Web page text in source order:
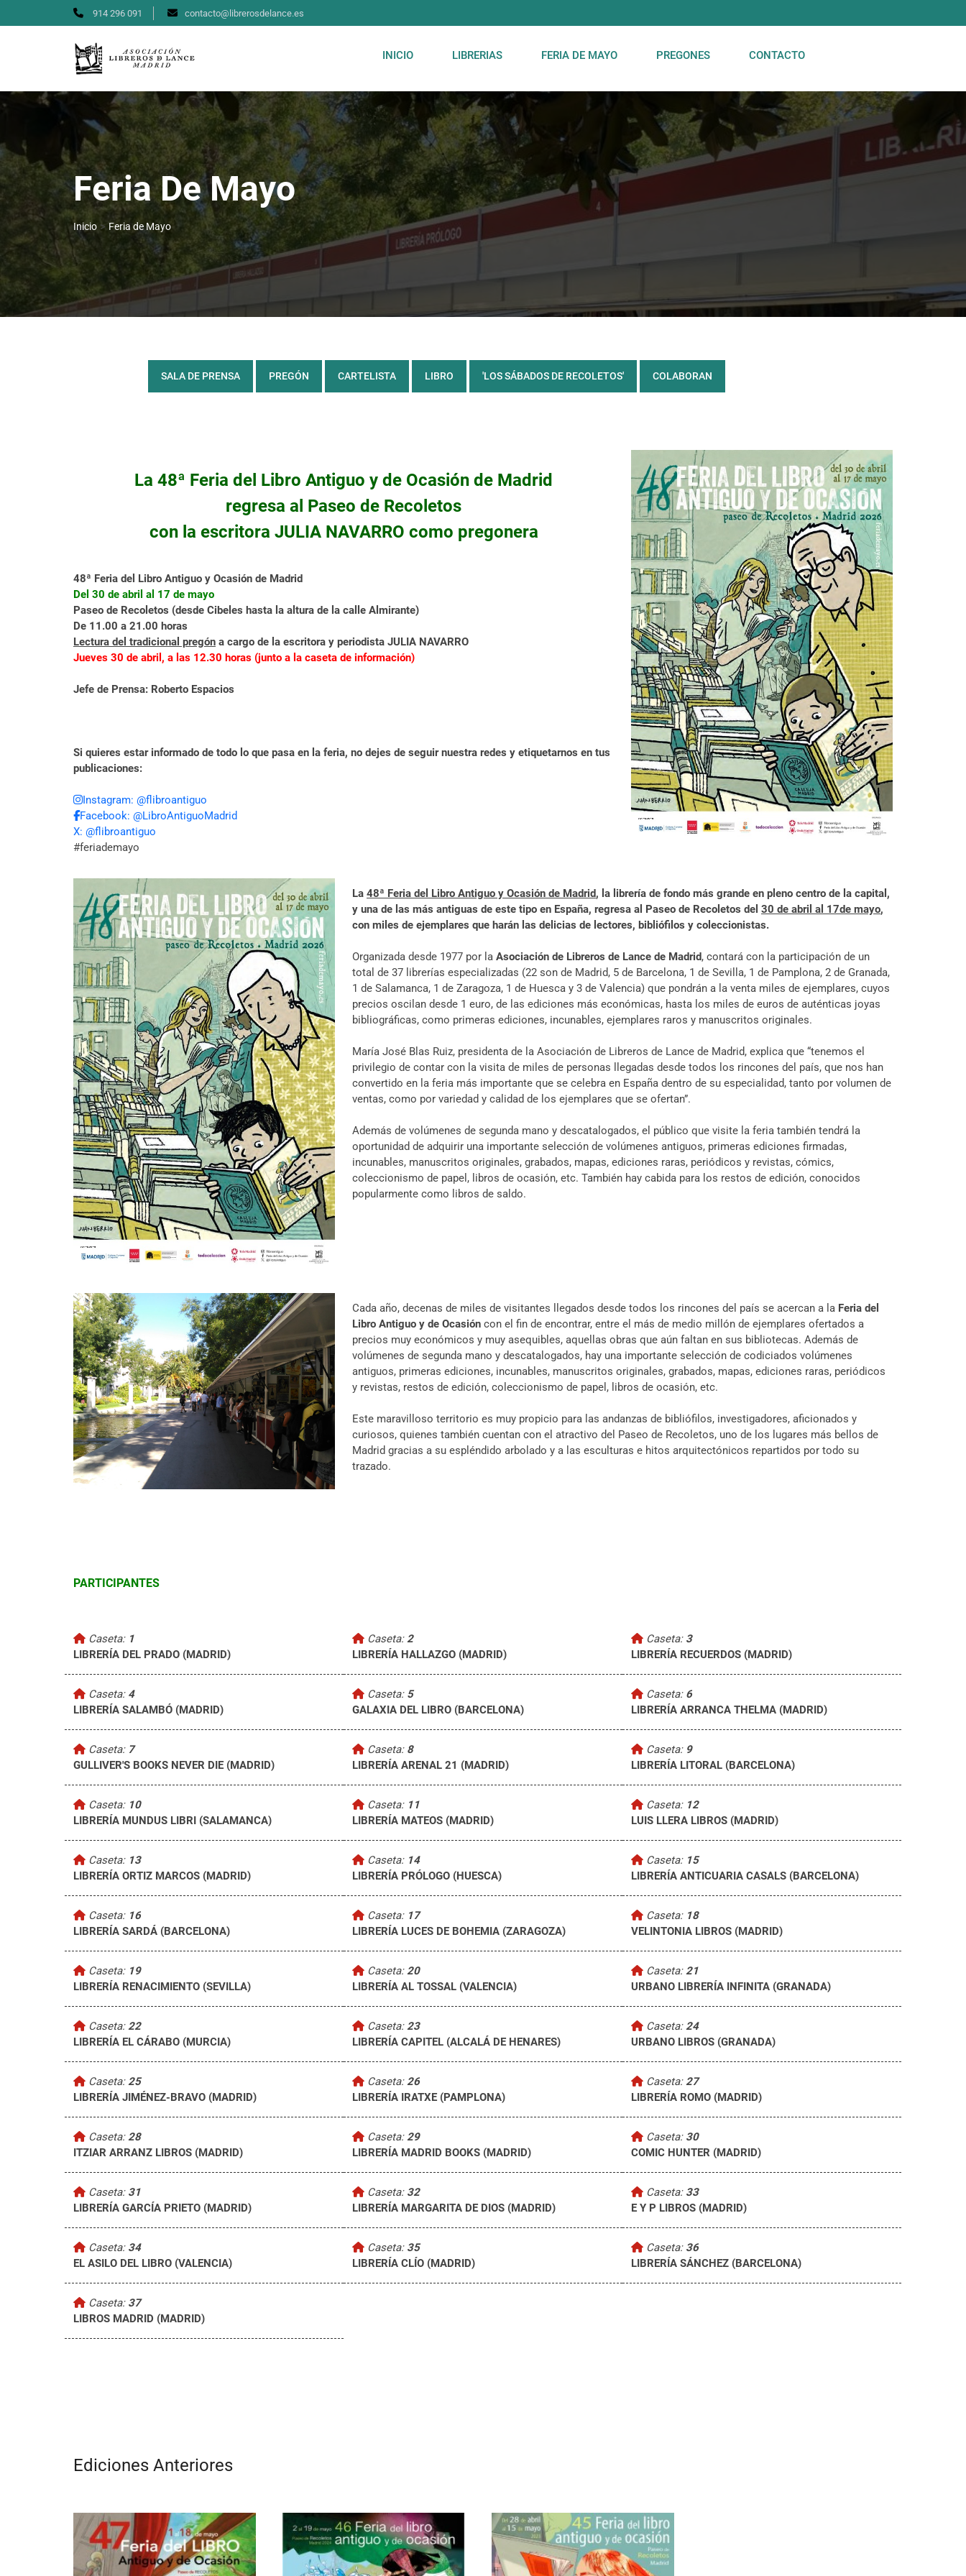
914 296 091 contacto@librerosdelance.es
INICIO LIBRERIAS FERIA DE MAYO PREGONES CONTACTO
Feria De Mayo
Inicio > Feria de Mayo
SALA DE PRENSA PREGÓN CARTELISTA LIBRO 'LOS SÁBADOS DE RECOLETOS' COLABORAN
La 48ª Feria del Libro Antiguo y de Ocasión de Madrid
regresa al Paseo de Recoletos
con la escritora JULIA NAVARRO como pregonera
48ª Feria del Libro Antiguo y Ocasión de Madrid
Del 30 de abril al 17 de mayo
Paseo de Recoletos (desde Cibeles hasta la altura de la calle Almirante)
De 11.00 a 21.00 horas
Lectura del tradicional pregón a cargo de la escritora y periodista JULIA NAVARRO
Jueves 30 de abril, a las 12.30 horas (junto a la caseta de información)
Jefe de Prensa: Roberto Espacios
Si quieres estar informado de todo lo que pasa en la feria, no dejes de seguir nuestra redes y etiquetarnos en tus
publicaciones:
Instagram: @flibroantiguo
Facebook: @LibroAntiguoMadrid
X: @flibroantiguo
#feriademayo
La 48ª Feria del Libro Antiguo y Ocasión de Madrid, la librería de fondo más grande en pleno centro de la capital,
y una de las más antiguas de este tipo en España, regresa al Paseo de Recoletos del 30 de abril al 17de mayo,
con miles de ejemplares que harán las delicias de lectores, bibliófilos y coleccionistas.
Organizada desde 1977 por la Asociación de Libreros de Lance de Madrid, contará con la participación de un
total de 37 librerías especializadas (22 son de Madrid, 5 de Barcelona, 1 de Sevilla, 1 de Pamplona, 2 de Granada,
1 de Salamanca, 1 de Zaragoza, 1 de Huesca y 3 de Valencia) que pondrán a la venta miles de ejemplares, cuyos
precios oscilan desde 1 euro, de las ediciones más económicas, hasta los miles de euros de auténticas joyas
bibliográficas, como primeras ediciones, incunables, ejemplares raros y manuscritos originales.
María José Blas Ruiz, presidenta de la Asociación de Libreros de Lance de Madrid, explica que “tenemos el
privilegio de contar con la visita de miles de personas llegadas desde todos los rincones del país, que nos han
convertido en la feria más importante que se celebra en España dentro de su especialidad, tanto por volumen de
ventas, como por variedad y calidad de los ejemplares que se ofertan”.
Además de volúmenes de segunda mano y descatalogados, el público que visite la feria también tendrá la
oportunidad de adquirir una importante selección de volúmenes antiguos, primeras ediciones firmadas,
incunables, manuscritos originales, grabados, mapas, ediciones raras, periódicos y revistas, cómics,
coleccionismo de papel, libros de ocasión, etc. También hay cabida para los restos de edición, conocidos
popularmente como libros de saldo.
Cada año, decenas de miles de visitantes llegados desde todos los rincones del país se acercan a la Feria del
Libro Antiguo y de Ocasión con el fin de encontrar, entre el más de medio millón de ejemplares ofertados a
precios muy económicos y muy asequibles, aquellas obras que aún faltan en sus bibliotecas. Además de
volúmenes de segunda mano y descatalogados, hay una importante selección de codiciados volúmenes
antiguos, primeras ediciones, incunables, manuscritos originales, grabados, mapas, ediciones raras, periódicos
y revistas, restos de edición, coleccionismo de papel, libros de ocasión, etc.
Este maravilloso territorio es muy propicio para las andanzas de bibliófilos, investigadores, aficionados y
curiosos, quienes también cuentan con el atractivo del Paseo de Recoletos, uno de los lugares más bellos de
Madrid gracias a su espléndido arbolado y a las esculturas e hitos arquitectónicos repartidos por todo su
trazado.
PARTICIPANTES
Caseta: 1
LIBRERÍA DEL PRADO (MADRID)
Caseta:2
LIBRERÍA HALLAZGO (MADRID)
Caseta: 3
LIBRERÍA RECUERDOS (MADRID)
Caseta: 4
LIBRERÍA SALAMBÓ (MADRID)
Caseta: 5
GALAXIA DEL LIBRO (BARCELONA)
Caseta: 6
LIBRERÍA ARRANCA THELMA (MADRID)
Caseta: 7
GULLIVER'S BOOKS NEVER DIE (MADRID)
Caseta: 8
LIBRERÍA ARENAL 21 (MADRID)
Caseta: 9
LIBRERÍA LITORAL (BARCELONA)
Caseta: 10
LIBRERÍA MUNDUS LIBRI (SALAMANCA)
Caseta: 11
LIBRERÍA MATEOS (MADRID)
Caseta: 12
LUIS LLERA LIBROS (MADRID)
Caseta: 13
LIBRERÍA ORTIZ MARCOS (MADRID)
Caseta: 14
LIBRERÍA PRÓLOGO (HUESCA)
Caseta: 15
LIBRERÍA ANTICUARIA CASALS (BARCELONA)
Caseta: 16
LIBRERÍA SARDÁ (BARCELONA)
Caseta: 17
LIBRERÍA LUCES DE BOHEMIA (ZARAGOZA)
Caseta: 18
VELINTONIA LIBROS (MADRID)
Caseta: 19
LIBRERÍA RENACIMIENTO (SEVILLA)
Caseta:20
LIBRERÍA AL TOSSAL (VALENCIA)
Caseta:21
URBANO LIBRERÍA INFINITA (GRANADA)
Caseta:22
LIBRERÍA EL CÁRABO (MURCIA)
Caseta:23
LIBRERÍA CAPITEL (ALCALÁ DE HENARES)
Caseta:24
URBANO LIBROS (GRANADA)
Caseta:25
LIBRERÍA JIMÉNEZ-BRAVO (MADRID)
Caseta:26
LIBRERÍA IRATXE (PAMPLONA)
Caseta:27
LIBRERÍA ROMO (MADRID)
Caseta:28
ITZIAR ARRANZ LIBROS (MADRID)
Caseta:29
LIBRERÍA MADRID BOOKS (MADRID)
Caseta: 30
COMIC HUNTER (MADRID)
Caseta: 31
LIBRERÍA GARCÍA PRIETO (MADRID)
Caseta: 32
LIBRERÍA MARGARITA DE DIOS (MADRID)
Caseta: 33
E Y P LIBROS (MADRID)
Caseta: 34
EL ASILO DEL LIBRO (VALENCIA)
Caseta: 35
LIBRERÍA CLÍO (MADRID)
Caseta: 36
LIBRERÍA SÁNCHEZ (BARCELONA)
Caseta: 37
LIBROS MADRID (MADRID)
Ediciones Anteriores